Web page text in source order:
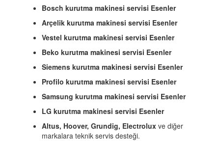
Bosch kurutma makinesi servisi Esenler
Arçelik kurutma makinesi servisi Esenler
Vestel kurutma makinesi servisi Esenler
Beko kurutma makinesi servisi Esenler
Siemens kurutma makinesi servisi Esenler
Profilo kurutma makinesi servisi Esenler
Samsung kurutma makinesi servisi Esenler
LG kurutma makinesi servisi Esenler
Altus, Hoover, Grundig, Electrolux ve diğer
markalara teknik servis desteği.